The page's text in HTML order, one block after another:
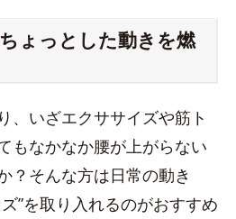
ょっとした動きを燃
、いざエクササイズや筋ト
もなかなか腰が上がらない
？そんな方は日常の動き
”を取り入れるのがおすすめ